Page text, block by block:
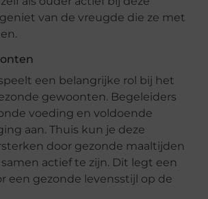
van de vreugde die ze met
een belangrijke rol bij het
gewoonten. Begeleiders
voeding en voldoende
aan. Thuis kun je deze
door gezonde maaltijden
actief te zijn. Dit legt een
een gezonde levensstijl op de